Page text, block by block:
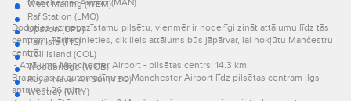
West Malling (WEM)
Raf Station (LMO)
Upavon (UPV)
Fair Isle (FIE)
Coll Island (COL)
Woodbridge (WOB)
Royal Naval Air Stn (YEO)
Westray (WRY)
Manchester Airport (MAN)
Dodoties uz nepazīstamu pilsētu, vienmēr ir noderīgi zināt attālumu līdz tās
centram. Pārliecinieties, cik liels attālums būs jāpārvar, lai nokļūtu Mančestru
centrā:
- Attālums Manchester Airport - pilsētas centrs: 14.3 km.
Brauciens ar automašīnu no Manchester Airport līdz pilsētas centram ilgs
aptuveni 26 min.